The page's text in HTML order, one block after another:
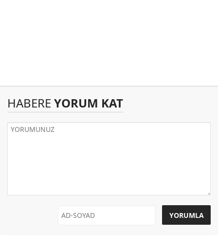
HABERE YORUM KAT